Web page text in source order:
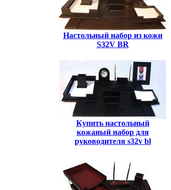
Настольный набор из кожи
S32V BR
Купить настольный
кожаный набор для
руководителя s32v bl